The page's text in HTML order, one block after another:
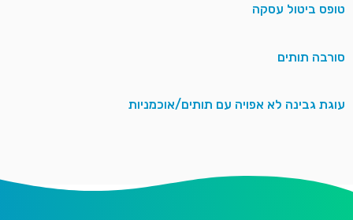
טופס ביטול עסקה
סורבה תותים
עוגת גבינה לא אפויה עם תותים/אוכמניות